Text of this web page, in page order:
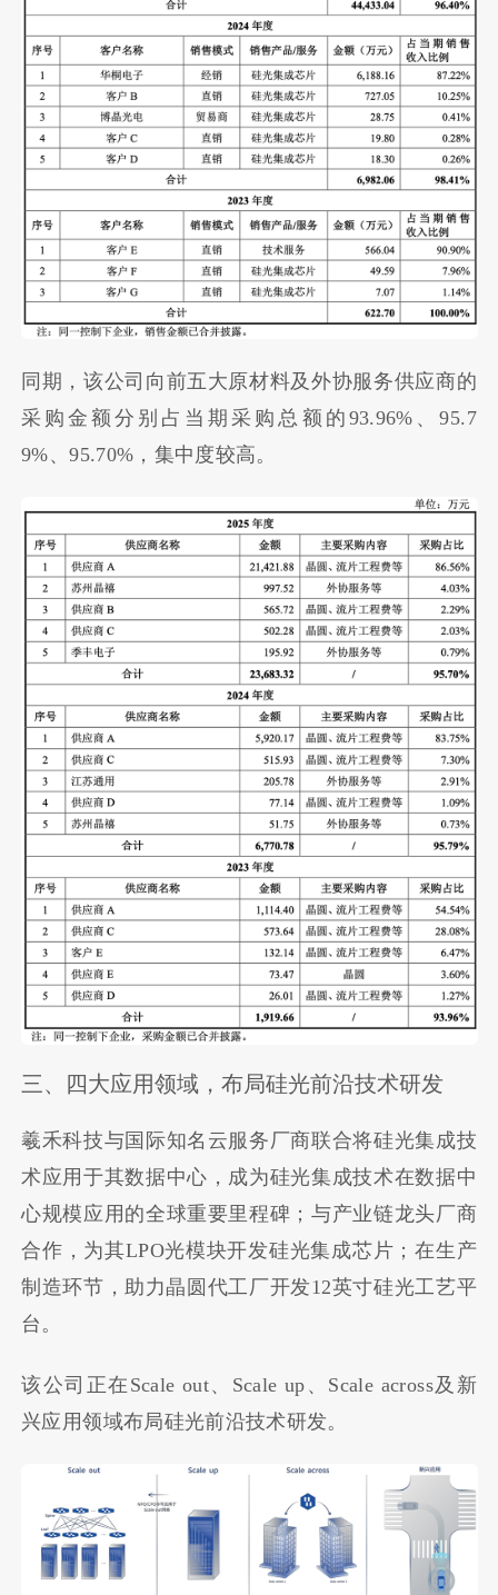
同期，该公司向前五大原材料及外协服务供应商的
采购金额分别占当期采购总额的93.96%、95.7
9%、95.70%，集中度较高。
三、四大应用领域，布局硅光前沿技术研发
羲禾科技与国际知名云服务厂商联合将硅光集成技
术应用于其数据中心，成为硅光集成技术在数据中
心规模应用的全球重要里程碑；与产业链龙头厂商
合作，为其LPO光模块开发硅光集成芯片；在生产
制造环节，助力晶圆代工厂开发12英寸硅光工艺平
台。
该公司正在Scale out、Scale up、Scale across及新
兴应用领域布局硅光前沿技术研发。